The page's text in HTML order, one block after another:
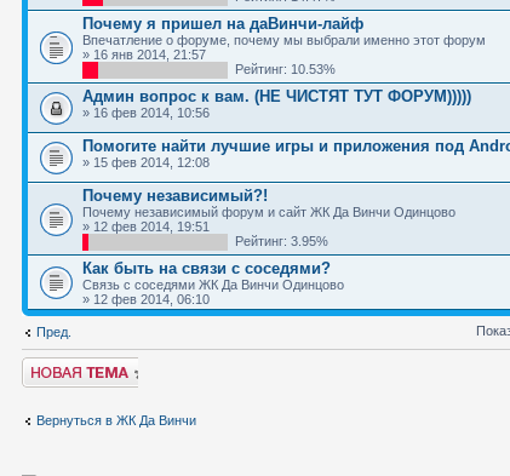
Почему я пришел на даВинчи-лайф
Впечатление о форуме, почему мы выбрали именно этот форум
» 16 янв 2014, 21:57
Рейтинг: 10.53%
Админ вопрос к вам. (НЕ ЧИСТЯТ ТУТ ФОРУМ)))))
» 16 фев 2014, 10:56
Помогите найти лучшие игры и приложения под
» 15 фев 2014, 12:08
Почему независимый?!
Почему независимый форум и сайт ЖК Да Винчи Одинцово
» 12 фев 2014, 19:51
Рейтинг: 3.95%
Как быть на связи с соседями?
Связь с соседями ЖК Да Винчи Одинцово
» 12 фев 2014, 06:10
Пред.
Новая тема
Вернуться в ЖК Да Винчи